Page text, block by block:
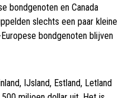
bondgenoten en Canada
slechts een paar kleine
bondgenoten blijven
IJsland, Estland, Letland